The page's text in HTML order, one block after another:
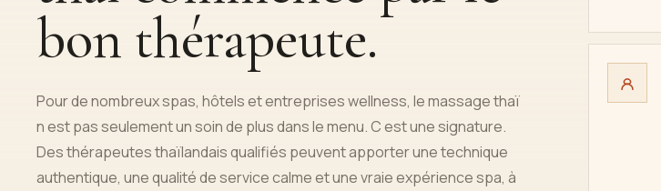
bon thérapeute.
Pour de nombreux spas, hôtels et entreprises wellness, le massage thaï
n est pas seulement un soin de plus dans le menu. C est une signature.
Des thérapeutes thaïlandais qualifiés peuvent apporter une technique
authentique, une qualité de service calme et une vraie expérience spa, à